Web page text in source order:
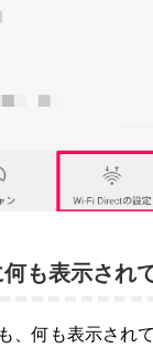
も表示され
、何も表示されて